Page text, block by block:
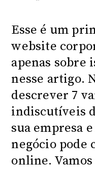
Esse é um
website
apenas sobre
nesse artigo.
descrever 7
indiscutíveis
sua empresa
negócio pode
online.